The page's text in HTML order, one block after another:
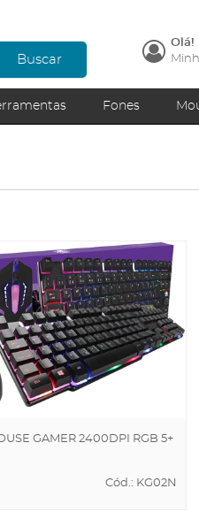
Buscar
Olá!
Fones
GAMER 2400DPI RGB 5+
Cód.: KG02N